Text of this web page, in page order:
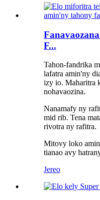
F...
Tahon-fandrika
lafatra amin'ny
izy io. Maharitra
nohavaozina.
Nanamafy ny
mid rib. Tena
rivotra ny rafitra.
Mitovy loko
tianao avy
Jereo